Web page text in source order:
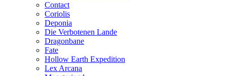
Contact
Coriolis
Deponia
Die Verbotenen Lande
Dragonbane
Fate
Hollow Earth Expedition
Lex Arcana